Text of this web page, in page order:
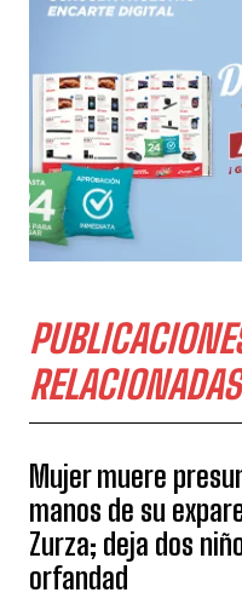
RELACIONADAS
Mujer muere
manos de su
Zurza; deja dos
orfandad